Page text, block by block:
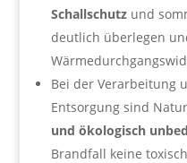
Schallschutzund
deutlich überlegen
Bei der Verarbeitung
Entsorgung sind
und ökologisch
Brandfall keine